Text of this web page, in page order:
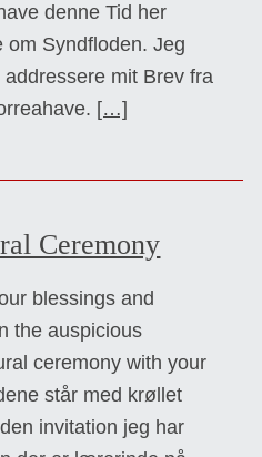
denne Tid her
om Syndfloden. Jeg
mit Brev fra
[…]
Ceremony
blessings and
the auspicious
ceremony with your
står med krøllet
invitation jeg har